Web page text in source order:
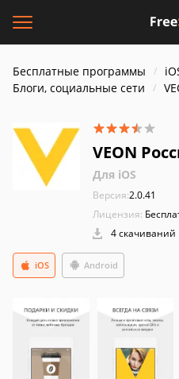
Бесплатные программы
Блоги, социальные сети
VEON
Для iOS
Версия:2.0.41
Лицензия:
4 скачиваний
Android
iOS